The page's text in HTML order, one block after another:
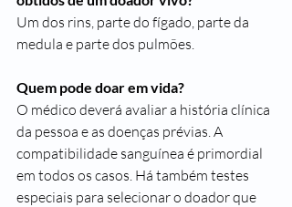
Um dos rins, parte do fígado, parte da
medula e parte dos pulmões.
Quem pode doar em vida?
O médico deverá avaliar a história clínica
da pessoa e as doenças prévias. A
compatibilidade sanguínea é primordial
em todos os casos. Há também testes
especiais para selecionar o doador que